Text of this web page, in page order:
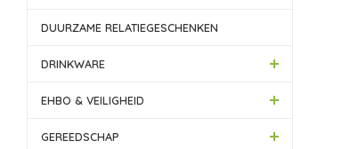
DUURZAME RELATIEGESCHENKEN
DRINKWARE
EHBO & VEILIGHEID
GEREEDSCHAP